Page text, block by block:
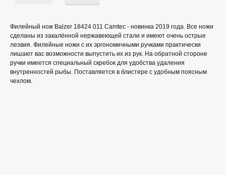
Филейный нож Balzer 18424 011 Cаmtec - новинка 2019 года. Все ножи
сделаны из закалённой нержавеющей стали и имеют очень острые
лезвия. Филейные ножи с их эргономичными ручками практически
лишают вас возможности выпустить их из рук. На обратной стороне
ручки имеется специальный скребок для удобства удаления
внутренностей рыбы. Поставляется в блистере с удобным поясным
чехлом.